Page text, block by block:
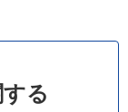
る